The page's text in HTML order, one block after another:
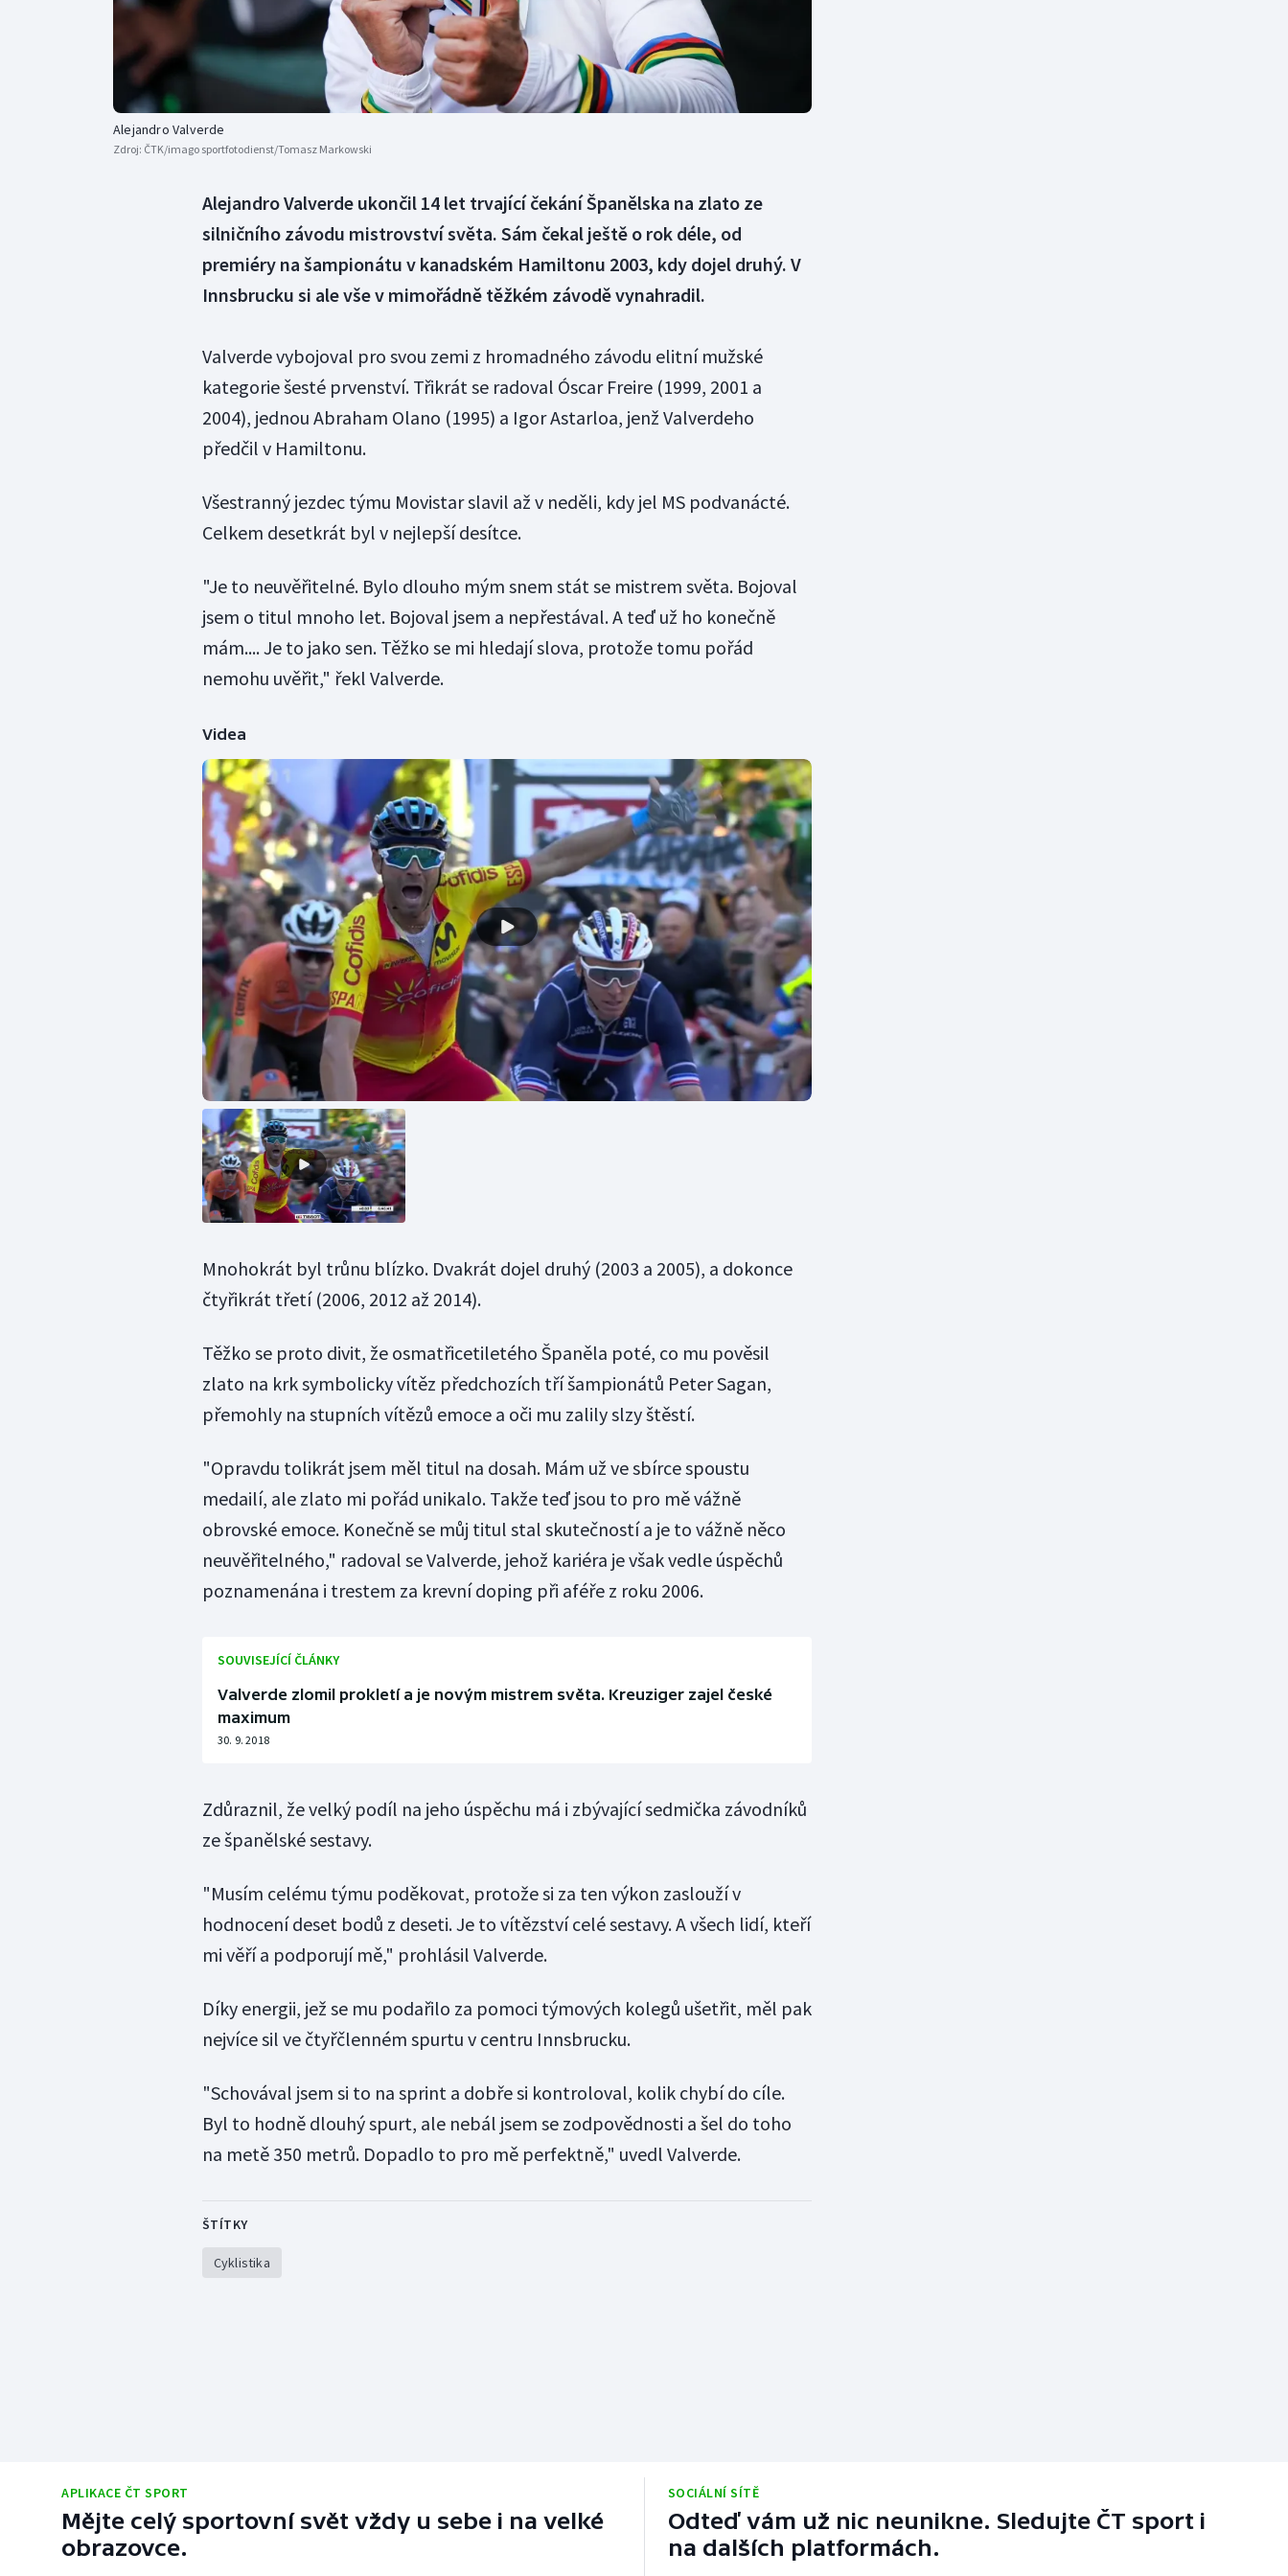
Alejandro Valverde
Zdroj: ČTK/imago sportfotodienst/Tomasz Markowski
Alejandro Valverde ukončil 14 let trvající čekání Španělska na zlato ze
silničního závodu mistrovství světa. Sám čekal ještě o rok déle, od
premiéry na šampionátu v kanadském Hamiltonu 2003, kdy dojel druhý. V
Innsbrucku si ale vše v mimořádně těžkém závodě vynahradil.
Valverde vybojoval pro svou zemi z hromadného závodu elitní mužské
kategorie šesté prvenství. Třikrát se radoval Óscar Freire (1999, 2001 a
2004), jednou Abraham Olano (1995) a Igor Astarloa, jenž Valverdeho
předčil v Hamiltonu.
Všestranný jezdec týmu Movistar slavil až v neděli, kdy jel MS podvanácté.
Celkem desetkrát byl v nejlepší desítce.
"Je to neuvěřitelné. Bylo dlouho mým snem stát se mistrem světa. Bojoval
jsem o titul mnoho let. Bojoval jsem a nepřestával. A teď už ho konečně
mám.... Je to jako sen. Těžko se mi hledají slova, protože tomu pořád
nemohu uvěřit," řekl Valverde.
Videa
Mnohokrát byl trůnu blízko. Dvakrát dojel druhý (2003 a 2005), a dokonce
čtyřikrát třetí (2006, 2012 až 2014).
Těžko se proto divit, že osmatřicetiletého Španěla poté, co mu pověsil
zlato na krk symbolicky vítěz předchozích tří šampionátů Peter Sagan,
přemohly na stupních vítězů emoce a oči mu zalily slzy štěstí.
"Opravdu tolikrát jsem měl titul na dosah. Mám už ve sbírce spoustu
medailí, ale zlato mi pořád unikalo. Takže teď jsou to pro mě vážně
obrovské emoce. Konečně se můj titul stal skutečností a je to vážně něco
neuvěřitelného," radoval se Valverde, jehož kariéra je však vedle úspěchů
poznamenána i trestem za krevní doping při aféře z roku 2006.
SOUVISEJÍCÍ ČLÁNKY
Valverde zlomil prokletí a je novým mistrem světa. Kreuziger zajel české
maximum
30. 9. 2018
Zdůraznil, že velký podíl na jeho úspěchu má i zbývající sedmička závodníků
ze španělské sestavy.
"Musím celému týmu poděkovat, protože si za ten výkon zaslouží v
hodnocení deset bodů z deseti. Je to vítězství celé sestavy. A všech lidí, kteří
mi věří a podporují mě," prohlásil Valverde.
Díky energii, jež se mu podařilo za pomoci týmových kolegů ušetřit, měl pak
nejvíce sil ve čtyřčlenném spurtu v centru Innsbrucku.
"Schovával jsem si to na sprint a dobře si kontroloval, kolik chybí do cíle.
Byl to hodně dlouhý spurt, ale nebál jsem se zodpovědnosti a šel do toho
na metě 350 metrů. Dopadlo to pro mě perfektně," uvedl Valverde.
ŠTÍTKY
Cyklistika
APLIKACE ČT SPORT
Mějte celý sportovní svět vždy u sebe i na velké
obrazovce.
SOCIÁLNÍ SÍTĚ
Odteď vám už nic neunikne. Sledujte ČT sport i
na dalších platformách.